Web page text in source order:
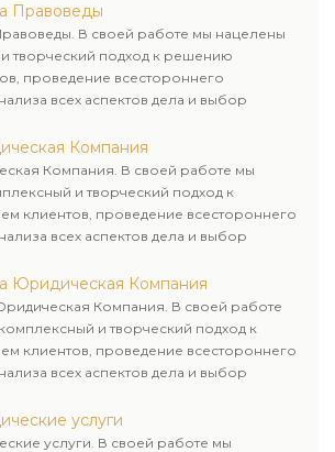
Правоведы
В своей работе мы нацелены
творческий подход к решению
проведение всестороннего
всех аспектов дела и выбор
Компания
Компания. В своей работе мы
и творческий подход к
клиентов, проведение всестороннего
всех аспектов дела и выбор
Юридическая Компания
Компания. В своей работе
и творческий подход к
клиентов, проведение всестороннего
всех аспектов дела и выбор
услуги
услуги. В своей работе мы